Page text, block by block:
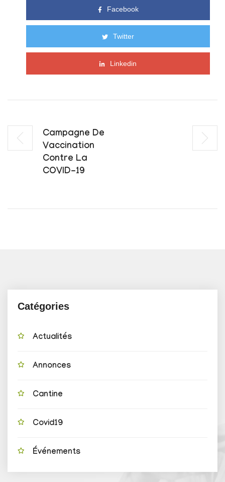
Facebook
Twitter
Linkedin
Campagne De
Vaccination
Contre La
COVID-19
Catégories
Actualités
Annonces
Cantine
Covid19
Événements